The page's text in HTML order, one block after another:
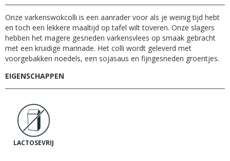
Onze varkenswokcolli is een aanrader voor als je weinig tijd hebt
en toch een lekkere maaltijd op tafel wilt toveren. Onze slagers
hebben het magere gesneden varkensvlees op smaak gebracht
met een kruidige marinade. Het colli wordt geleverd met
voorgebakken noedels, een sojasaus en fijngesneden groentjes.
EIGENSCHAPPEN
LACTOSEVRIJ